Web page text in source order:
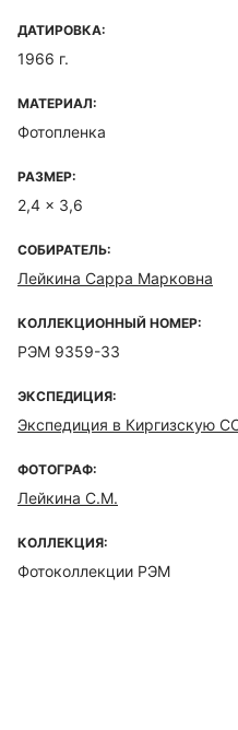
ДАТИРОВКА:
1966 г.
МАТЕРИАЛ:
Фотопленка
РАЗМЕР:
2,4 x 3,6
СОБИРАТЕЛЬ:
Лейкина Сарра Марковна
КОЛЛЕКЦИОННЫЙ НОМЕР:
РЭМ 9359-33
ЭКСПЕДИЦИЯ:
Экспедиция в Киргизскую
ФОТОГРАФ:
Лейкина С.М.
КОЛЛЕКЦИЯ:
Фотоколлекции РЭМ